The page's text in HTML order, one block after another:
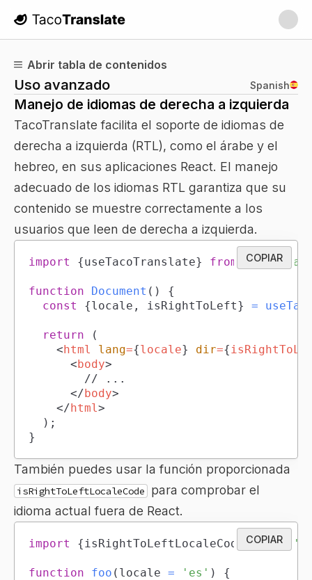
TacoTranslate
Abrir tabla de contenidos
Uso avanzado Spanish
Manejo de idiomas de derecha a izquierda
TacoTranslate facilita el soporte de idiomas de
derecha a izquierda (RTL), como el árabe y el
hebreo, en sus aplicaciones React. El manejo
adecuado de los idiomas RTL garantiza que su
contenido se muestre correctamente a los
usuarios que leen de derecha a izquierda.
COPIAR
import {useTacoTranslate} from
function Document ( )
{
const
{locale , isRightToLeft} =
return
(
<html lang={locale} dir={
<body>
</body>
</html>
) ;
}
También puedes usar la función proporcionada
isRightToLeftLocaleCode
para comprobar el
idioma actual fuera de React.
COPIAR
import {isRightToLeftLocaleCode } from
function foo ( locale = 'es' )
{